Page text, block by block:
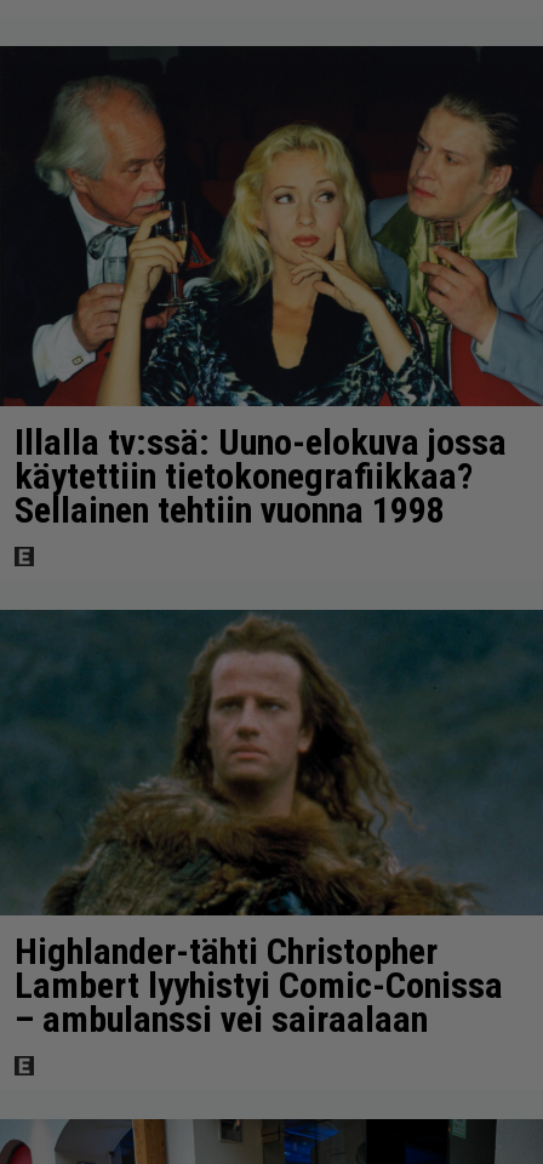
Illalla tv:ssä: Uuno-elokuva jossa
käytettiin tietokonegrafiikkaa?
Sellainen tehtiin vuonna 1998
Highlander-tähti Christopher
Lambert lyyhistyi Comic-Conissa
– ambulanssi vei sairaalaan